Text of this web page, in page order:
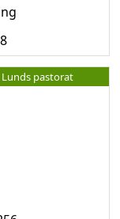
Lunds pastorat